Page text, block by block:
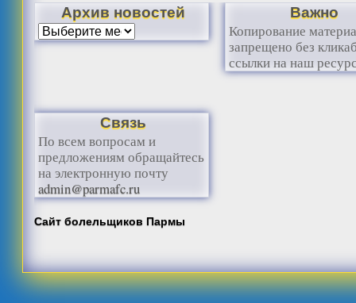
Архив новостей Важно
Копирование
запрещено без
ссылки на наш
Связь
По всем вопросам и
предложениям обращайтесь
на электронную почту
admin@parmafc.ru
Сайт болельщиков Пармы